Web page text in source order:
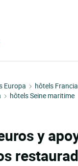
Europa
hôtels Francia
hôtels Seine maritime
y